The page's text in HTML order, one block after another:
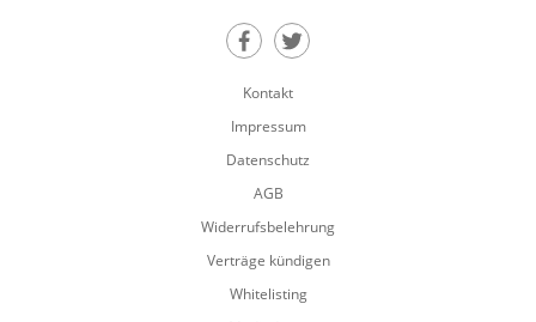
Teilen auf Facebook
Teilen auf Twitter
Kontakt
Impressum
Datenschutz
AGB
Widerrufsbelehrung
Verträge kündigen
Whitelisting